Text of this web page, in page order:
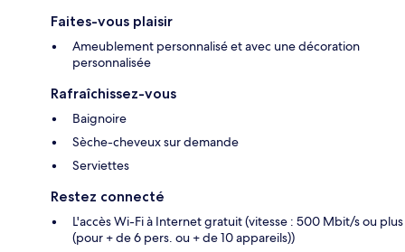
Faites-vous plaisir
Ameublement personnalisé et avec une décoration
personnalisée
Rafraîchissez-vous
Baignoire
Sèche-cheveux sur demande
Serviettes
Restez connecté
L'accès Wi-Fi à Internet gratuit (vitesse : 500 Mbit/s ou plus
(pour + de 6 pers. ou + de 10 appareils))